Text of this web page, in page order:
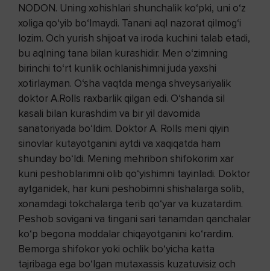
NODON. Uning xohishlari shunchalik ko‘pki, uni o‘z
xoliga qo‘yib bo‘lmaydi. Tanani aql nazorat qilmog‘i
lozim. Och yurish shijoat va iroda kuchini talab etadi,
bu aqlning tana bilan kurashidir. Men o‘zimning
birinchi to‘rt kunlik ochlanishimni juda yaxshi
xotirlayman. O‘sha vaqtda menga shveysariyalik
doktor A.Rolls raxbarlik qilgan edi. O‘shanda sil
kasali bilan kurashdim va bir yil davomida
sanatoriyada bo‘ldim. Doktor A. Rolls meni qiyin
sinovlar kutayotganini aytdi va xaqiqatda ham
shunday bo‘ldi. Mening mehribon shifokorim xar
kuni peshoblarimni olib qo‘yishimni tayinladi. Doktor
aytganidek, har kuni peshobimni shishalarga solib,
xonamdagi tokchalarga terib qo‘yar va kuzatardim.
Peshob sovigani va tingani sari tanamdan qanchalar
ko‘p begona moddalar chiqayotganini ko‘rardim.
Bemorga shifokor yoki ochlik bo‘yicha katta
tajribaga ega bo‘lgan mutaxassis kuzatuvisiz och